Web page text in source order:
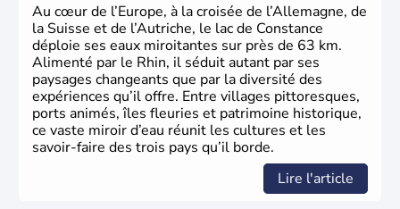
Au cœur de l’Europe, à la croisée de l’Allemagne, de
la Suisse et de l’Autriche, le lac de Constance
déploie ses eaux miroitantes sur près de 63 km.
Alimenté par le Rhin, il séduit autant par ses
paysages changeants que par la diversité des
expériences qu’il offre. Entre villages pittoresques,
ports animés, îles fleuries et patrimoine historique,
ce vaste miroir d’eau réunit les cultures et les
savoir-faire des trois pays qu’il borde.
Lire l'article